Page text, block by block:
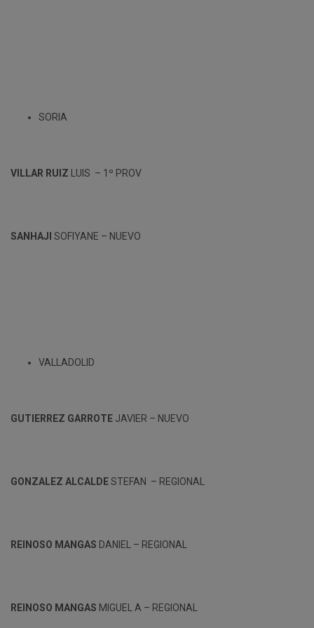
SORIA
VILLAR RUIZ LUIS – 1º PROV
SANHAJI SOFIYANE – NUEVO
VALLADOLID
GUTIERREZ GARROTE JAVIER – NUEVO
GONZALEZ ALCALDESTEFAN – REGIONAL
REINOSO MANGAS DANIEL – REGIONAL
REINOSO MANGAS MIGUEL A – REGIONAL